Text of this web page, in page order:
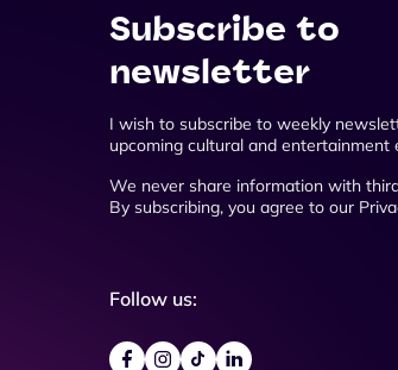
Subscribe to
newsletter
I wish to subscribe to weekly
upcoming cultural and entertainment
We never share information with
By subscribing, you agree to our
Follow us: